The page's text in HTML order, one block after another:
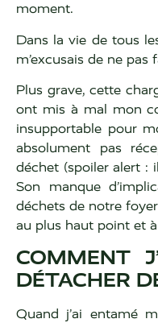
moment.
Dans la vie de tous
m’excusais de ne pas
Plus grave, cette
ont mis à mal mon
insupportable pour
absolument pas
déchet (spoiler alert :
Son manque
déchets de notre
au plus haut point et
COMMENT
DÉTACHER
Quand j’ai entamé